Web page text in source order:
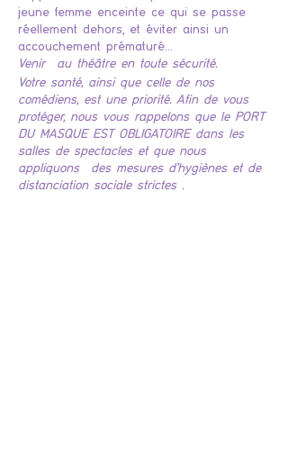
jeune femme enceinte ce qui se passe
réellement dehors, et éviter ainsi un
accouchement prématuré...
Venir au théâtre en toute sécurité.
Votre santé, ainsi que celle de nos
comédiens, est une priorité. Afin de vous
protéger, nous vous rappelons que le PORT
DU MASQUE EST OBLIGATOIRE dans les
salles de spectacles et que nous
appliquons des mesures d'hygiènes et de
distanciation sociale strictes .